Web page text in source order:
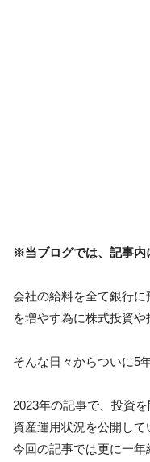
※当ブログでは、記事内
会社の給料を全て銀行
を増やす為に株式投資や
そんな日々からついに5
2023年の記事で、投資
資産運用状況を公開して
今回の記事では更に一